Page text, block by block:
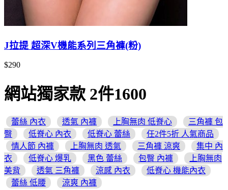
J拉提 超深V機能系列三角褲(粉)
$290
網站獨家款 2件1600
蕾絲 內衣 透氣 內褲 上胸無肉 低脊心
三角褲 包
臀
低脊心 內衣 低脊心 蕾絲
任2件5折 人氣商品
情人節 內褲
上胸無肉 透氣 三角褲 涼爽
集中 內
衣
低脊心 爆乳 黑色 蕾絲 包臀 內褲
上胸無肉
美背
透氣 三角褲 涼感 內衣
低脊心 機能內衣
蕾絲 低腰
涼爽 內褲